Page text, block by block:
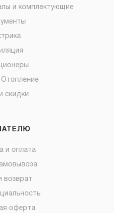
и комплектующие
скидки
и оплата
возврат
оферта